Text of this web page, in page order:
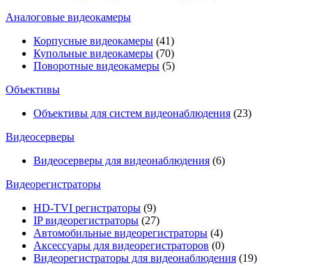
Аналоговые видеокамеры
Корпусные видеокамеры (41)
Купольные видеокамеры (70)
Поворотные видеокамеры (5)
Объективы
Объективы для систем видеонаблюдения (23)
Видеосерверы
Видеосерверы для видеонаблюдения (6)
Видеорегистраторы
HD-TVI регистраторы (9)
IP видеорегистраторы (27)
Автомобильные видеорегистраторы (4)
Аксессуары для видеорегистраторов (0)
Видеорегистраторы для видеонаблюдения (19)